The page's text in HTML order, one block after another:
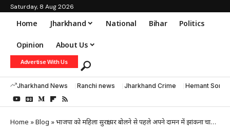
Saturday, 8 Aug 2026
Home Jharkhand National Bihar Politics
Opinion About Us
Advertise With Us
Jharkhand News Ranchi news Jharkhand Crime Hemant Soren
Home »Blog »भाजपा को महिला सुरक्षा पर बोलने से पहले अपने दामन में झांकना चाहिए : विनोद पांडेय